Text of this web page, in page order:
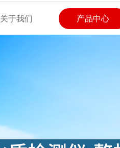
关于我们 产品中心